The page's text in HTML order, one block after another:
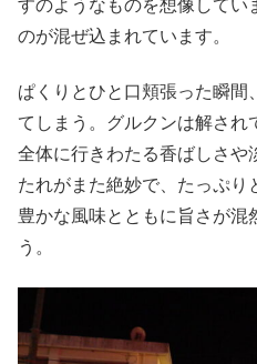
すのようなものを想像してい
のが混ぜ込まれています。
ぱくりとひと口頬張った瞬間
てしまう。グルクンは解され
全体に行きわたる香ばしさや
たれがまた絶妙で、たっぷ
豊かな風味とともに旨さが混
う。